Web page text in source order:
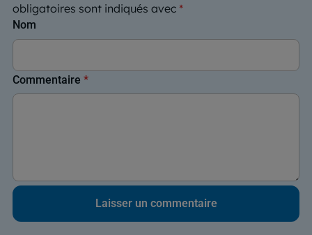
obligatoires sont indiqués avec *
Nom
Commentaire *